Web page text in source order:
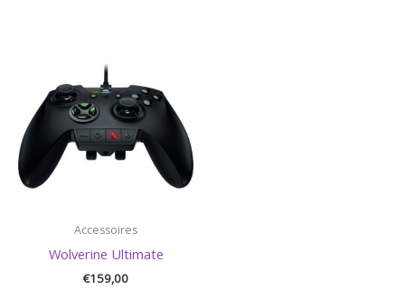
Accessoires
Wolverine Ultimate
€159,00